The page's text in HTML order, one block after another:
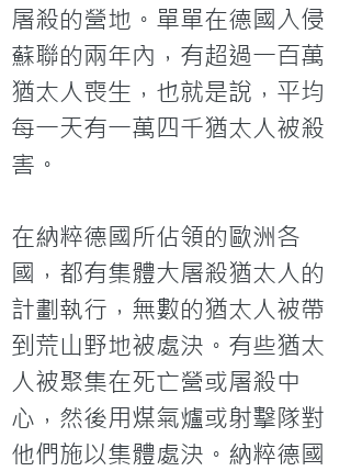
屠殺的營地。單單在德國入侵
蘇聯的兩年內，有超過一百萬
猶太人喪生，也就是說，平均
每一天有一萬四千猶太人被殺
害。
在納粹德國所佔領的歐洲各
國，都有集體大屠殺猶太人的
計劃執行，無數的猶太人被帶
到荒山野地被處決。有些猶太
人被聚集在死亡營或屠殺中
心，然後用煤氣爐或射擊隊對
他們施以集體處決。納粹德國